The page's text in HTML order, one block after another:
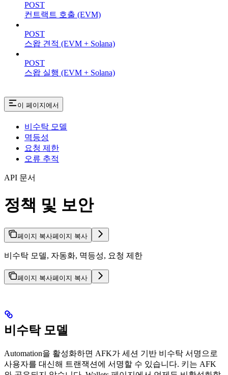
POST
컨트랙트 호출 (EVM)
POST
스왑 견적 (EVM + Solana)
POST
스왑 실행 (EVM + Solana)
이 페이지에서
비수탁 모델
멱등성
요청 제한
오류 추적
API 문서
정책 및 보안
페이지 복사페이지 복사
비수탁 모델, 자동화, 멱등성, 요청 제한
페이지 복사페이지 복사
비수탁 모델
Automation을 활성화하면 AFK가 세션 기반 비수탁 서명으로
사용자를 대신해 트랜잭션에 서명할 수 있습니다. 키는 AFK